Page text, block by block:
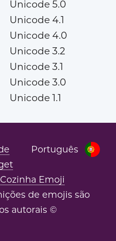
Unicode 5.0
Unicode 4.1
Unicode 4.0
Unicode 3.2
Unicode 3.1
Unicode 3.0
Unicode 1.1
Português
Cozinha Emoji
de emojis são
autorais ©